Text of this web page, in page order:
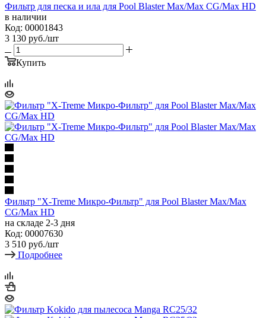
Фильтр для песка и ила для Pool Blaster Max/Max CG/Max HD
в наличии
Код: 00001843
3 130 руб./шт
Купить
Фильтр "X-Treme Микро-Фильтр" для Pool Blaster Max/Max
CG/Max HD
на складе 2-3 дня
Код: 00007630
3 510 руб./шт
Подробнее